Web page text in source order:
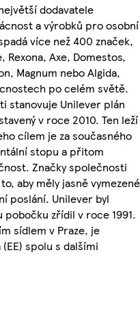
dodavatele
a výrobků pro osobní
více než 400 značek,
Rexona, Axe, Domestos,
Magnum nebo Algida,
po celém světě.
stanovuje Unilever plán
v roce 2010. Ten leží
cílem je za současného
stopu a přitom
Značky společnosti
aby měly jasně vymezené
poslání. Unilever byl
pobočku zřídil v roce 1991.
sídlem v Praze, je
spolu s dalšími